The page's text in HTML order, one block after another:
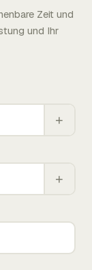
Zeit und
und Ihr
+
+